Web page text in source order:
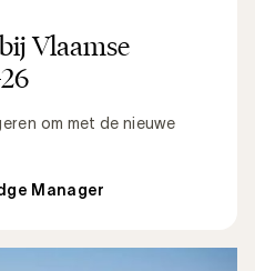
Vlaamse
om met de nieuwe
Manager